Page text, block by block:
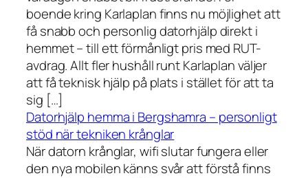
boende kring Karlaplan finns nu möjlighet att
få snabb och personlig datorhjälp direkt i
hemmet – till ett förmånligt pris med RUT-
avdrag. Allt fler hushåll runt Karlaplan väljer
att få teknisk hjälp på plats i stället för att ta
sig […]
Datorhjälp hemma i Bergshamra – personligt
stöd när tekniken krånglar
När datorn krånglar, wifi slutar fungera eller
den nya mobilen känns svår att förstå finns